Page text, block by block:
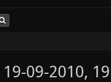
19-09-2010,